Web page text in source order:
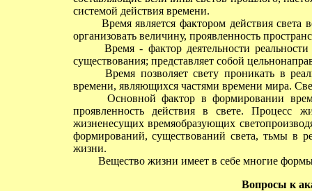
системой действия времени.
Время является фактором действия света
организовать величину, проявленность
Время - фактор деятельности
существования; представляет собой
Время позволяет свету проникать в
времени, являющихся частями времени мира.
Основной фактор в формировании
проявленность действия в свете. Процесс
жизненесущих времяобразующих
формирований, существований света, тьмы в
жизни.
Вещество жизни имеет в себе многие
Вопросы к